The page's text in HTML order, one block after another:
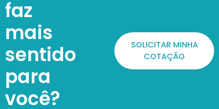
faz
mais
sentido
para
você?
SOLICITAR MINHA
COTAÇÃO